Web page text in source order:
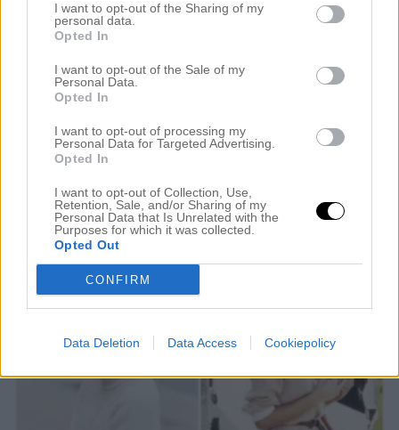
I want to opt-out of the Sharing of my
personal data.
Opted In
I want to opt-out of the Sale of my
Personal Data.
Opted In
I want to opt-out of processing my
Personal Data for Targeted Advertising.
Opted In
I want to opt-out of Collection, Use,
Retention, Sale, and/or Sharing of my
Personal Data that Is Unrelated with the
Purposes for which it was collected.
Opted Out
CONFIRM
Data Deletion Data Access Cookiepolicy
FRÅN HEMMAFÄRG TILL EN MÖRKLILA DRÖM
2 juli 2016, 18:57
Hej vänner! Hur mår ni? Det är jättebra med mig,
fullt upp som vanligt. Jag har haft en hektisk dag
kan man säga. Min stora syster kom från Gävle hit
till Stockholm i morse för att jag hade lovat att fixa
så ont i magen när hon håller […]